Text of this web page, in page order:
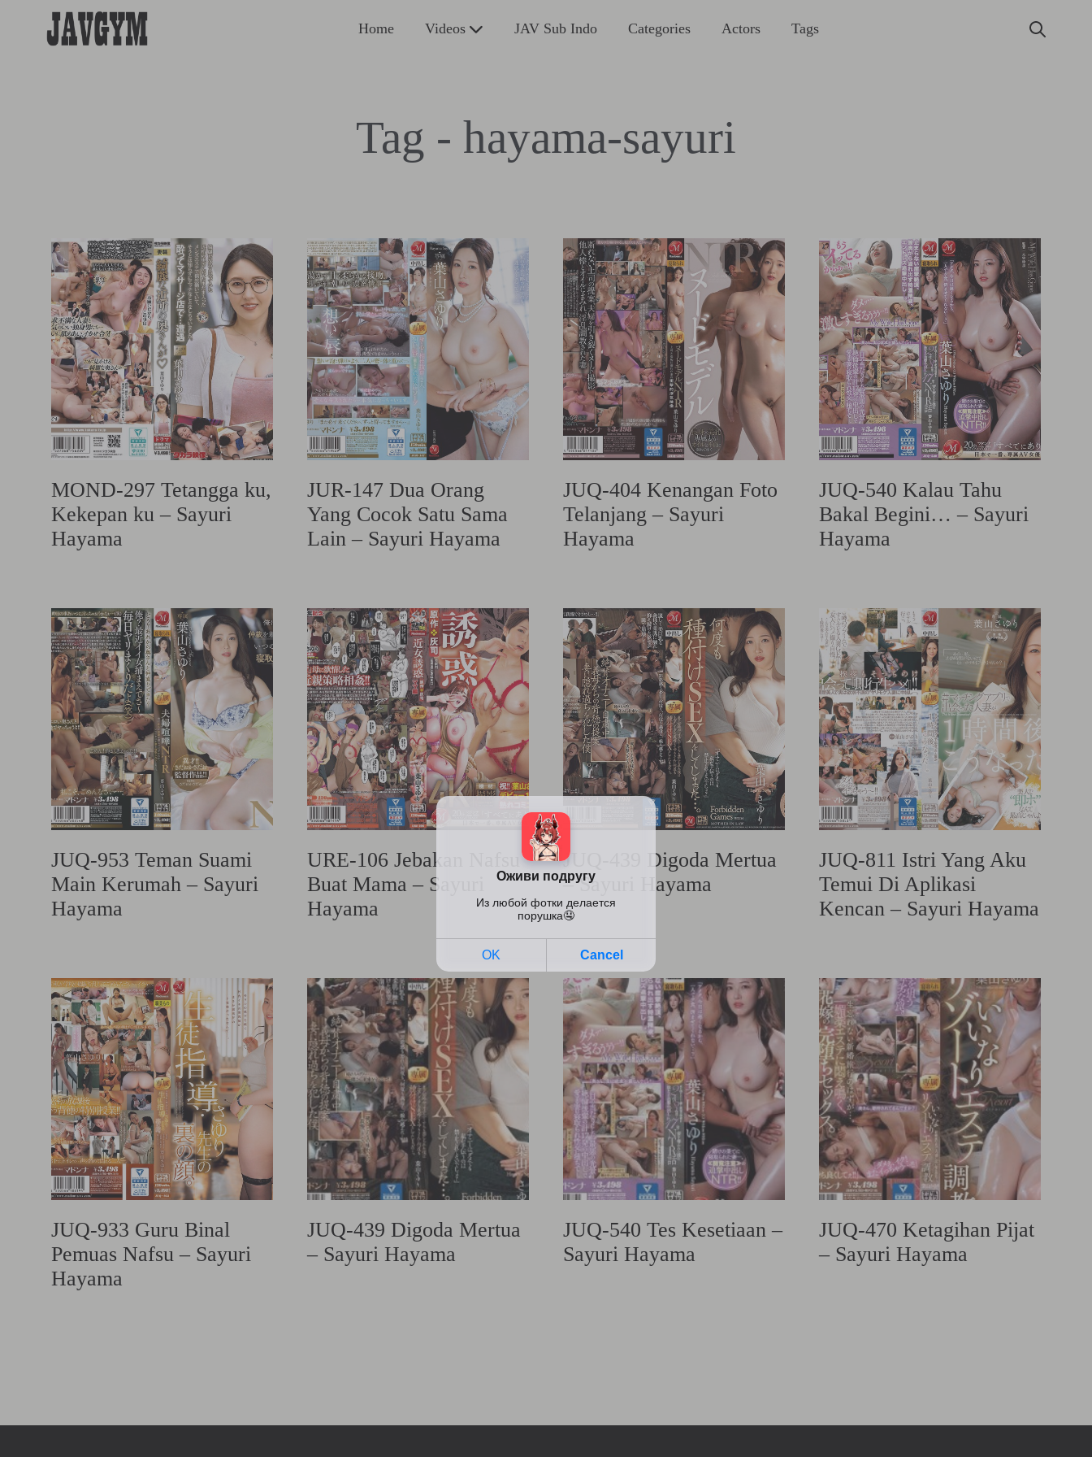
Home Videos JAV Sub Indo Categories Actors Tags
Tag - hayama-sayuri
MOND-297 Tetangga ku,
Kekepan ku – Sayuri
Hayama
JUR-147 Dua Orang
Yang Cocok Satu Sama
Lain – Sayuri Hayama
JUQ-404 Kenangan Foto
Telanjang – Sayuri
Hayama
JUQ-540 Kalau Tahu
Bakal Begini… – Sayuri
Hayama
JUQ-953 Teman Suami
Main Kerumah – Sayuri
Hayama
URE-106 Jebakan Nafsu
Buat Mama – Sayuri
Hayama
JUQ-439 Digoda Mertua
– Sayuri Hayama
JUQ-811 Istri Yang Aku
Temui Di Aplikasi
Kencan – Sayuri Hayama
JUQ-933 Guru Binal
Pemuas Nafsu – Sayuri
Hayama
JUQ-439 Digoda Mertua
– Sayuri Hayama
JUQ-540 Tes Kesetiaan –
Sayuri Hayama
JUQ-470 Ketagihan Pijat
– Sayuri Hayama